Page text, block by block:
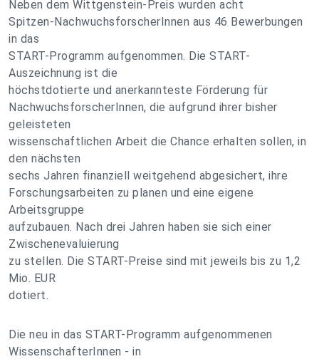
Neben dem Wittgenstein-Preis wurden acht
Spitzen-NachwuchsforscherInnen aus 46 Bewerbungen
in das
START-Programm aufgenommen. Die START-
Auszeichnung ist die
höchstdotierte und anerkannteste Förderung für
NachwuchsforscherInnen, die aufgrund ihrer bisher
geleisteten
wissenschaftlichen Arbeit die Chance erhalten sollen, in
den nächsten
sechs Jahren finanziell weitgehend abgesichert, ihre
Forschungsarbeiten zu planen und eine eigene
Arbeitsgruppe
aufzubauen. Nach drei Jahren haben sie sich einer
Zwischenevaluierung
zu stellen. Die START-Preise sind mit jeweils bis zu 1,2
Mio. EUR
dotiert.
Die neu in das START-Programm aufgenommenen
WissenschafterInnen - in